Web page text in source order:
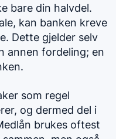
bare din halvdel.
kan banken kreve
Dette gjelder selv
annen fordeling; en
som regel
og dermed del i
brukes oftest